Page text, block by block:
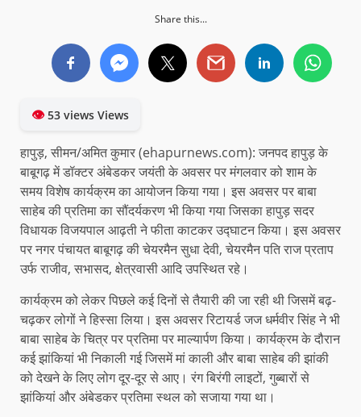
Share this...
👁53 views Views
हापुड़, सीमन/अमित कुमार (ehapurnews.com): जनपद हापुड़ के
बाबूगढ़ में डॉक्टर अंबेडकर जयंती के अवसर पर मंगलवार को शाम के
समय विशेष कार्यक्रम का आयोजन किया गया। इस अवसर पर बाबा
साहेब की प्रतिमा का सौंदर्यकरण भी किया गया जिसका हापुड़ सदर
विधायक विजयपाल आढ़ती ने फीता काटकर उद्घाटन किया। इस अवसर
पर नगर पंचायत बाबूगढ़ की चेयरमैन सुधा देवी, चेयरमैन पति राज प्रताप
उर्फ राजीव, सभासद, क्षेत्रवासी आदि उपस्थित रहे।
कार्यक्रम को लेकर पिछले कई दिनों से तैयारी की जा रही थी जिसमें बढ़-
चढ़कर लोगों ने हिस्सा लिया। इस अवसर रिटायर्ड जज धर्मवीर सिंह ने भी
बाबा साहेब के चित्र पर प्रतिमा पर माल्यार्पण किया। कार्यक्रम के दौरान
कई झांकियां भी निकाली गई जिसमें मां काली और बाबा साहेब की झांकी
को देखने के लिए लोग दूर-दूर से आए। रंग बिरंगी लाइटों, गुब्बारों से
झांकियां और अंबेडकर प्रतिमा स्थल को सजाया गया था।